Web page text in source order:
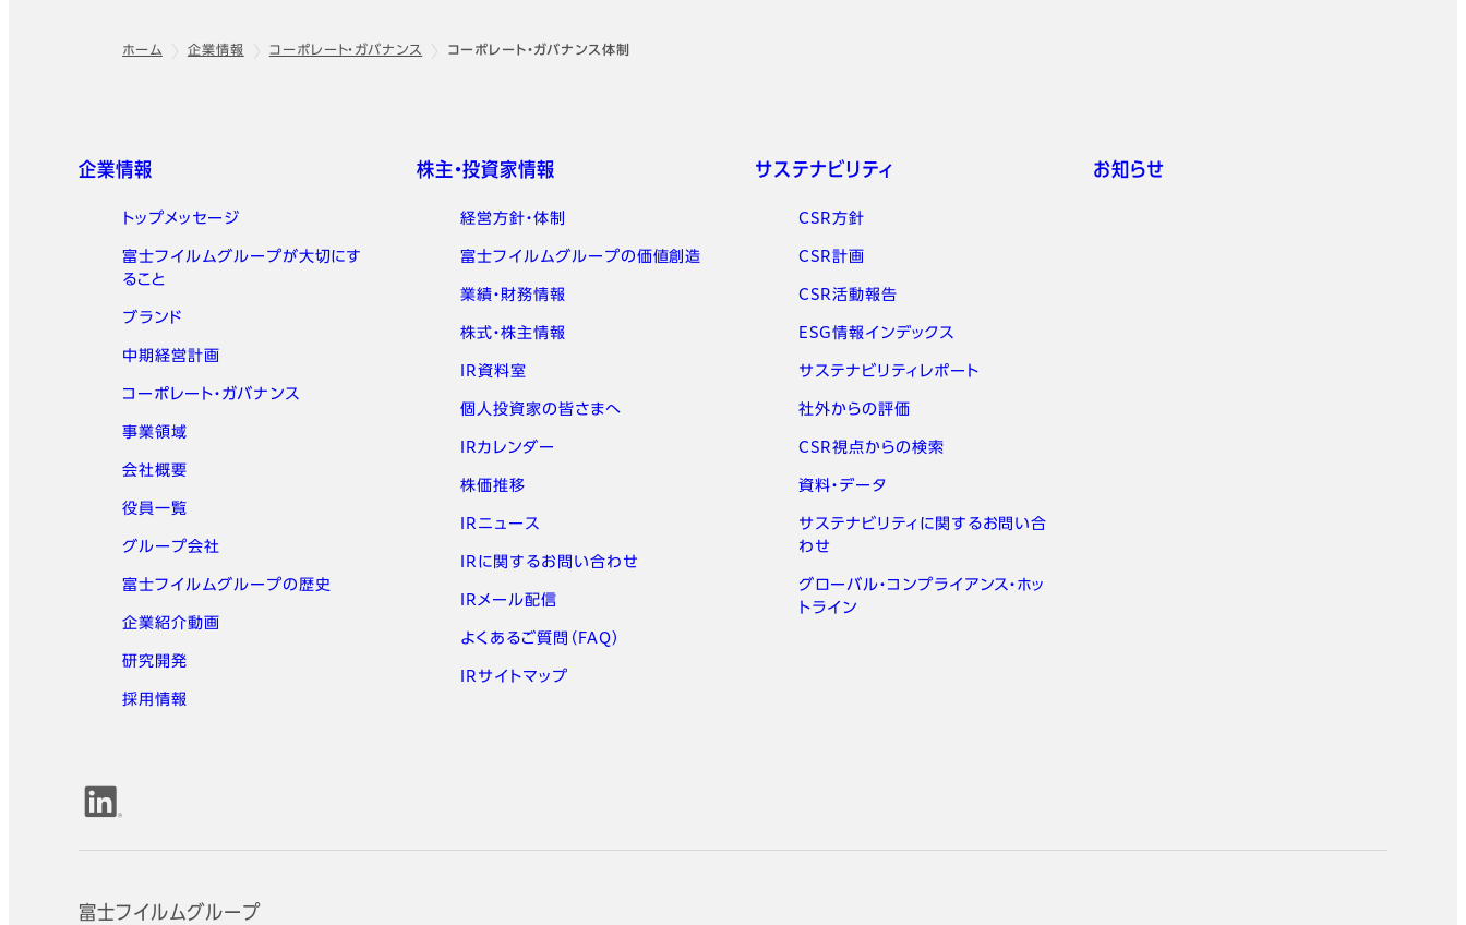
ホーム 企業情報 コーポレート・ガバナンス コーポレート・ガバナンス体制
クイックリンク
企業情報
トップメッセージ
富士フイルムグループが大切にす
ること
ブランド
中期経営計画
コーポレート・ガバナンス
事業領域
会社概要
役員一覧
グループ会社
富士フイルムグループの歴史
企業紹介動画
研究開発
採用情報
株主・投資家情報
経営方針・体制
富士フイルムグループの価値創造
業績・財務情報
株式・株主情報
IR資料室
個人投資家の皆さまへ
IRカレンダー
株価推移
IRニュース
IRに関するお問い合わせ
IRメール配信
よくあるご質問（FAQ）
IRサイトマップ
サステナビリティ
CSR方針
CSR計画
CSR活動報告
ESG情報インデックス
サステナビリティレポート
社外からの評価
CSR視点からの検索
資料・データ
サステナビリティに関するお問い合
わせ
グローバル・コンプライアンス・ホッ
トライン
お知らせ
公式SNSアカウント
富士フイルムグループ